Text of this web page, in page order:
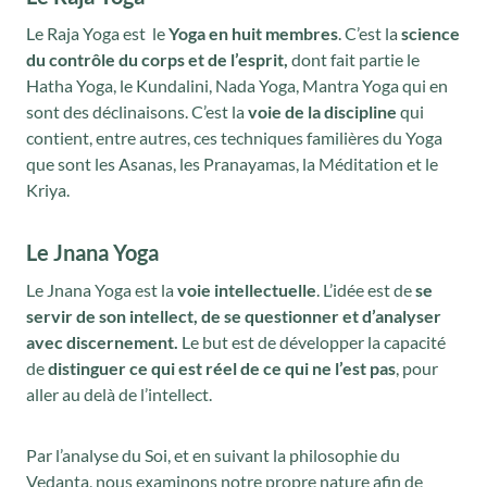
Le Raja Yoga est leYoga en huit membres. C’est lascience
du contrôle du corps et de l’esprit, dont fait partie le
Hatha Yoga, le Kundalini, Nada Yoga, Mantra Yoga qui en
sont des déclinaisons. C’est lavoie de la discipline qui
contient, entre autres, ces techniques familières du Yoga
que sont les Asanas, les Pranayamas, la Méditation et le
Kriya.
Le Jnana Yoga
Le Jnana Yoga est lavoie intellectuelle. L’idée est dese
servir de son intellect, de se questionner et d’analyser
avec discernement. Le but est de développer la capacité
dedistinguer ce qui est réel de ce qui ne l’est pas, pour
aller au delà de l’intellect.
Par l’analyse du Soi, et en suivant la philosophie du
Vedanta, nous examinons notre propre nature afin de